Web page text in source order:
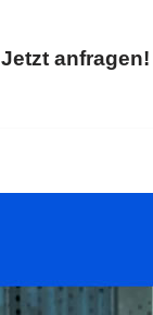
Jetzt anfragen!